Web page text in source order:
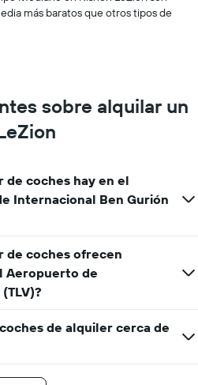
más baratos que otros tipos de
sobre alquilar un
de coches hay en el
Internacional Ben Gurión
de coches ofrecen
Aeropuerto de
de alquiler cerca de